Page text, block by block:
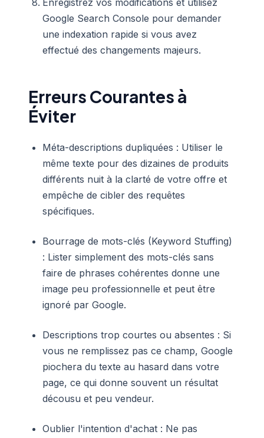
Enregistrez vos modifications et utilisez
Google Search Console pour demander
une indexation rapide si vous avez
effectué des changements majeurs.
Erreurs Courantes à
Éviter
Méta-descriptions dupliquées : Utiliser le
même texte pour des dizaines de produits
différents nuit à la clarté de votre offre et
empêche de cibler des requêtes
spécifiques.
Bourrage de mots-clés (Keyword Stuffing)
: Lister simplement des mots-clés sans
faire de phrases cohérentes donne une
image peu professionnelle et peut être
ignoré par Google.
Descriptions trop courtes ou absentes : Si
vous ne remplissez pas ce champ, Google
piochera du texte au hasard dans votre
page, ce qui donne souvent un résultat
décousu et peu vendeur.
Oublier l'intention d'achat : Ne pas